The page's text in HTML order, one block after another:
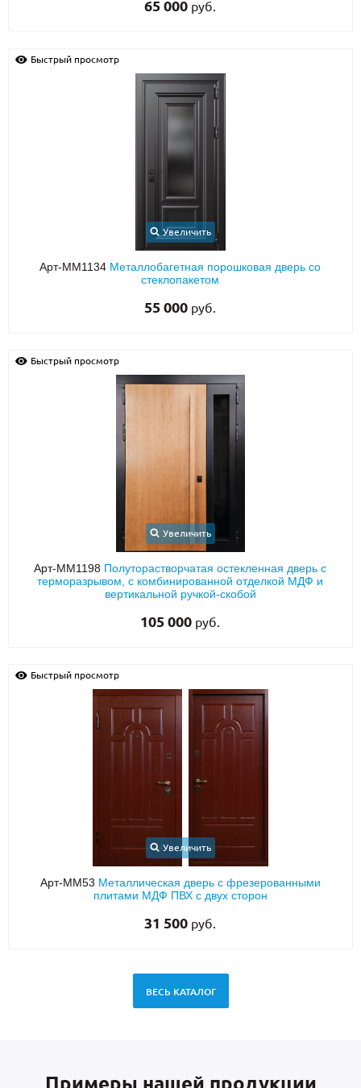
65 000 руб.
Быстрый просмотр
Увеличить
Арт-ММ1134 Металлобагетная порошковая дверь со
стеклопакетом
55 000 руб.
Быстрый просмотр
Увеличить
Арт-ММ1198 Полуторастворчатая остекленная дверь с
терморазрывом, с комбинированной отделкой МДФ и
вертикальной ручкой-скобой
105 000 руб.
Быстрый просмотр
Увеличить
Арт-ММ53 Металлическая дверь с фрезерованными
плитами МДФ ПВХ с двух сторон
31 500 руб.
ВЕСЬ КАТАЛОГ
Примеры нашей продукции